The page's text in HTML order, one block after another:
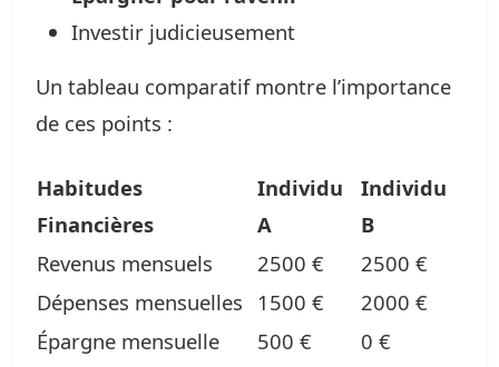
Investir judicieusement
Un tableau comparatif montre l’importance
de ces points :
Habitudes
Financières
Individu
A
Individu
B
Revenus mensuels
2500 €
2500 €
Dépenses mensuelles
1500 €
2000 €
Épargne mensuelle
500 €
0 €